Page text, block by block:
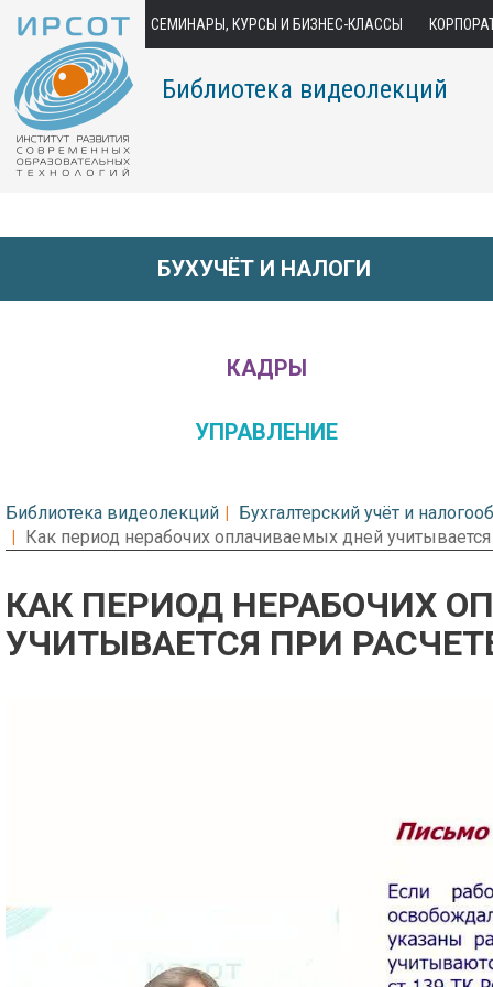
СЕМИНАРЫ, КУРСЫ И БИЗНЕС-КЛАССЫ
Библиотека видеолекций
БУХУЧЁТ И НАЛОГИ
КАДРЫ
УПРАВЛЕНИЕ
Библиотека видеолекций
Бухгалтерский учёт и
Как период нерабочих оплачиваемых дней учитывается
КАК ПЕРИОД НЕРАБОЧИХ
УЧИТЫВАЕТСЯ ПРИ